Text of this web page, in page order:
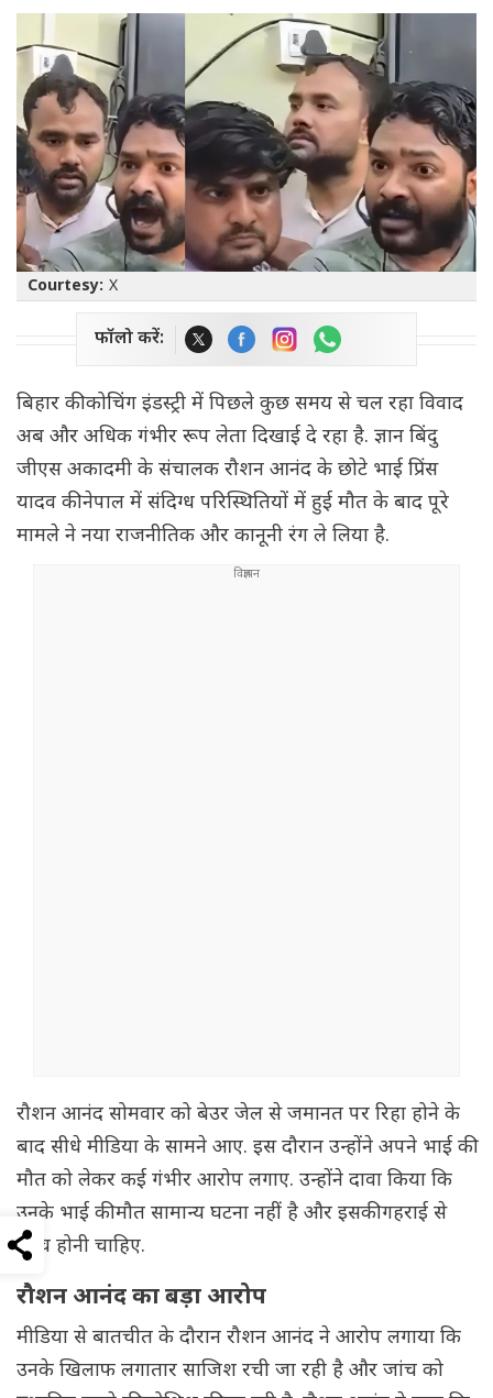
Courtesy: X
फॉलो करें:
बिहार की कोचिंग इंडस्ट्री में पिछले कुछ समय से चल रहा विवाद
अब और अधिक गंभीर रूप लेता दिखाई दे रहा है. ज्ञान बिंदु
जीएस अकादमी के संचालक रौशन आनंद के छोटे भाई प्रिंस
यादव की नेपाल में संदिग्ध परिस्थितियों में हुई मौत के बाद पूरे
मामले ने नया राजनीतिक और कानूनी रंग ले लिया है.
रौशन आनंद सोमवार को बेउर जेल से जमानत पर रिहा होने के
बाद सीधे मीडिया के सामने आए. इस दौरान उन्होंने अपने भाई की
मौत को लेकर कई गंभीर आरोप लगाए. उन्होंने दावा किया कि
उनके भाई की मौत सामान्य घटना नहीं है और इसकी गहराई से
जांच होनी चाहिए.
रौशन आनंद का बड़ा आरोप
मीडिया से बातचीत के दौरान रौशन आनंद ने आरोप लगाया कि
उनके खिलाफ लगातार साजिश रची जा रही है और जांच को